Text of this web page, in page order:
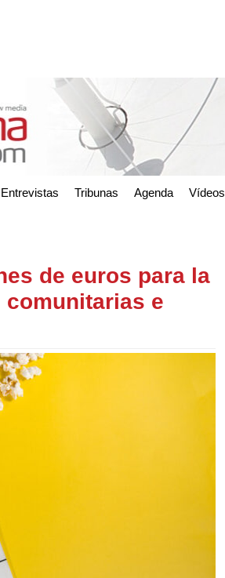
Entrevistas Tribunas Agenda Vídeos
de euros para la
e